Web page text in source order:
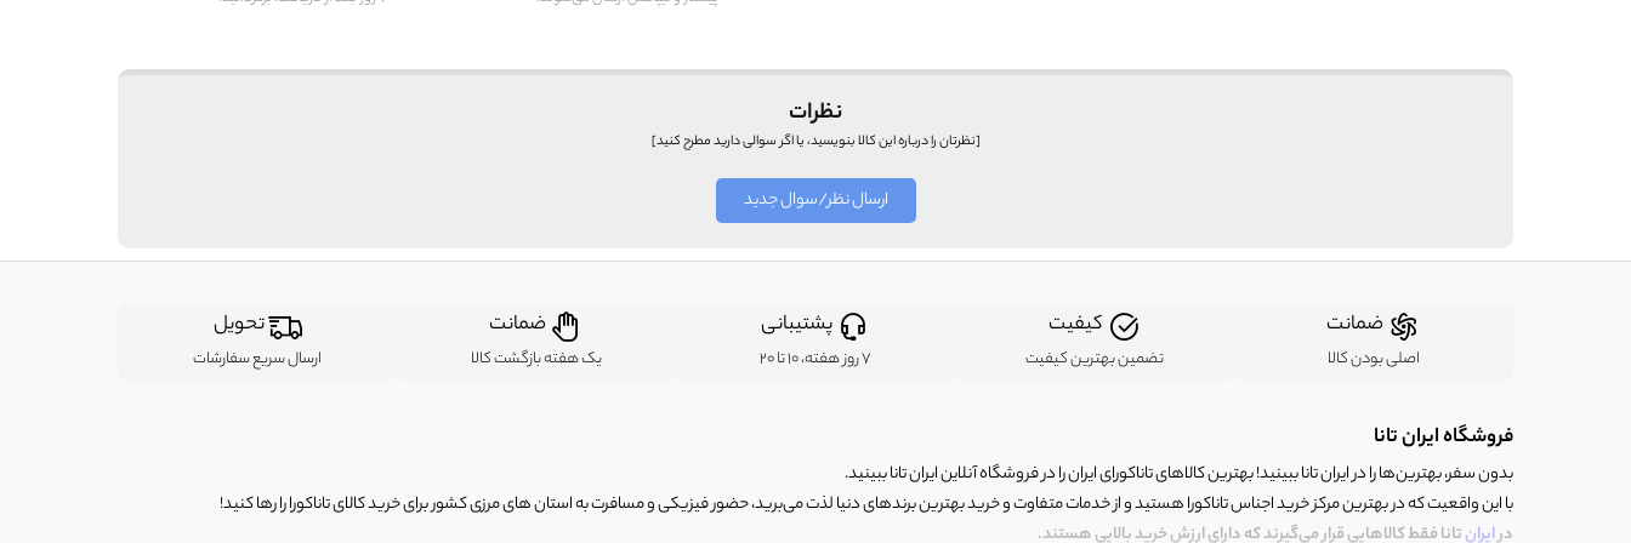
نظرات
[نظرتان را درباره این کالا بنویسید، یا اگر سوالی دارید مطرح کنید]
ارسال نظر/سوال جدید
ضمانت
اصلی بودن کالا
کیفیت
تضمین بهترین کیفیت
پشتیبانی
7 روز هفته، 10 تا 20
ضمانت
یک هفته بازگشت کالا
تحویل
ارسال سریع سفارشات
فروشگاه ایران تانا
بدون سفر، بهترین‌ها را در ایران تانا ببینید! بهترین کالاهای تاناکورای ایران را در فروشگاه آنلاین ایران تانا ببینید.
با این واقعیت که در بهترین مرکز خرید اجناس تاناکورا هستید و از خدمات متفاوت و خرید بهترین برندهای دنیا لذت می‌برید، حضور فیزیکی و مسافرت به استان های مرزی کشور برای خرید کالای تاناکورا را رها کنید!
درایرانتانا فقط کالاهایی قرار می‌گیرند که دارای ارزش خرید بالایی هستند.